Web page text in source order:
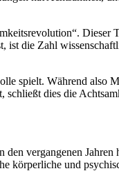
Dieser
ist die Zahl
spielt. Während also
dies die
vergangenen Jahren
körperliche und